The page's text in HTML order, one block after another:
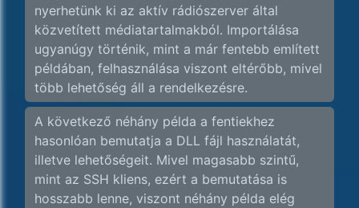
nyerhetünk ki az aktív rádiószerver által
közvetített médiatartalmakból. Importálása
ugyanúgy történik, mint a már fentebb említett
példában, felhasználása viszont eltérőbb, mivel
több lehetőség áll a rendelkezésre.
A következő néhány példa a fentiekhez
hasonlóan bemutatja a DLL fájl használatát,
illetve lehetőségeit. Mivel magasabb szintű,
mint az SSH kliens, ezért a bemutatása is
hosszabb lenne, viszont néhány példa elég